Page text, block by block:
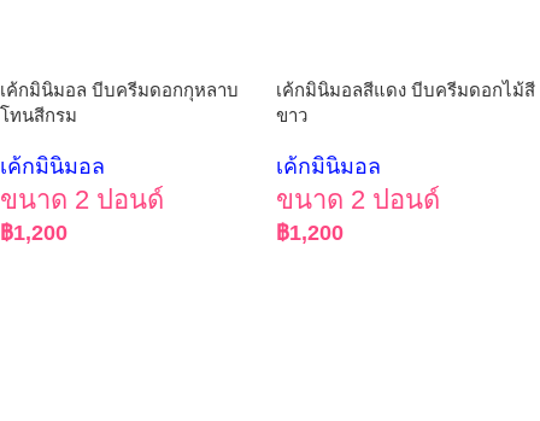
เค้กมินิมอล บีบครีมดอกกุหลาบ
โทนสีกรม
เค้กมินิมอล
ขนาด 2 ปอนด์
฿1,200
เค้กมินิมอลสีแดง บีบครีมดอกไม้สี
ขาว
เค้กมินิมอล
ขนาด 2 ปอนด์
฿1,200